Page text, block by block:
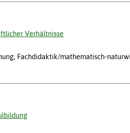
Verhältnisse
Fachdidaktik/mathematisch-